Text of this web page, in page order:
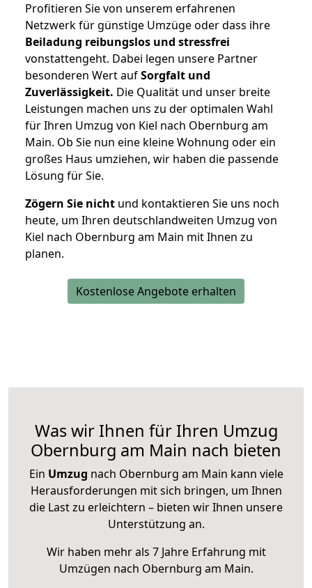
Profitieren Sie von unserem erfahrenen
Netzwerk für günstige Umzüge oder dass ihre
Beiladung reibungslos und stressfrei
vonstattengeht. Dabei legen unsere Partner
besonderen Wert aufSorgfalt und
Zuverlässigkeit. Die Qualität und unser breite
Leistungen machen uns zu der optimalen Wahl
für Ihren Umzug von Kiel nach Obernburg am
Main. Ob Sie nun eine kleine Wohnung oder ein
großes Haus umziehen, wir haben die passende
Lösung für Sie.
Zögern Sie nicht und kontaktieren Sie uns noch
heute, um Ihren deutschlandweiten Umzug von
Kiel nach Obernburg am Main mit Ihnen zu
planen.
Kostenlose Angebote erhalten
Was wir Ihnen für Ihren Umzug
Obernburg am Main nach bieten
Ein Umzug nach Obernburg am Main kann viele
Herausforderungen mit sich bringen, um Ihnen
die Last zu erleichtern – bieten wir Ihnen unsere
Unterstützung an.
Wir haben mehr als 7 Jahre Erfahrung mit
Umzügen nach Obernburg am Main.